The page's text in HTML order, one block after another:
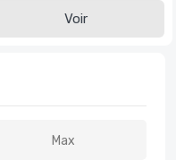
Voir